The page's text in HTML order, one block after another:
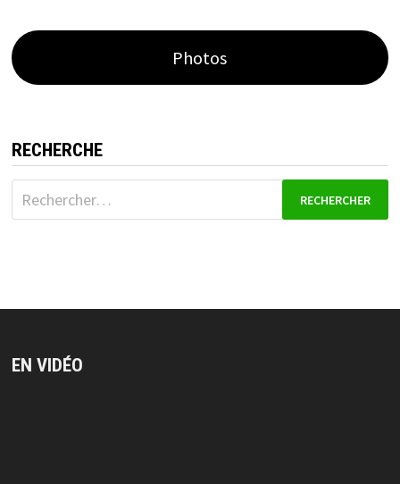
Photos
RECHERCHE
Rechercher :
EN VIDÉO